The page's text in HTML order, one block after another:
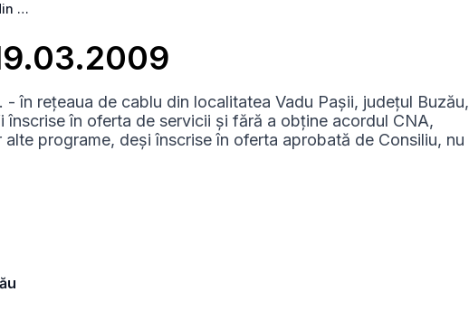
Decizia nr. 373 din 19.03.2009
- în rețeaua de cablu din localitatea Vadu Pașii, județul Buzău,
în oferta de servicii și fără a obține acordul CNA,
programe, deși înscrise în oferta aprobată de Consiliu, nu